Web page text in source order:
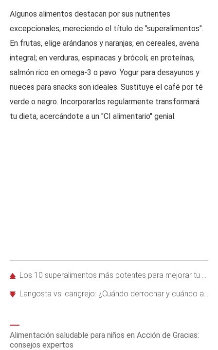
Algunos alimentos destacan por sus nutrientes
excepcionales, mereciendo el título de "superalimentos".
En frutas, elige arándanos y naranjas; en cereales, avena
integral; en verduras, espinacas y brócoli; en proteínas,
salmón rico en omega-3 o pavo. Yogur para desayunos y
nueces para snacks son ideales. Sustituye el café por té
verde o negro. Incorporarlos regularmente transformará
tu dieta, acercándote a un "CI alimentario" genial.
Los 10 superalimentos más potentes para mejorar tu salud y prevenir enfermedades
Langosta vs. cangrejo: ¿Cuándo derrochar y cuándo ahorrar en mariscos?
Alimentación saludable para niños en Acción de Gracias:
consejos expertos